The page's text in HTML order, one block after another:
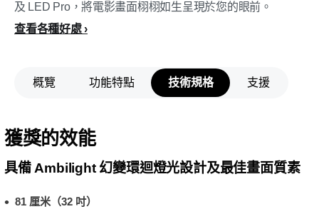
及 LED Pro，將電影畫面栩栩如生呈現於您的眼前。
查看各種好處
概覽 功能特點 技術規格 支援
獲獎的效能
具備 Ambilight 幻變環迴燈光設計及最佳畫面質素
81 厘米（32 吋）